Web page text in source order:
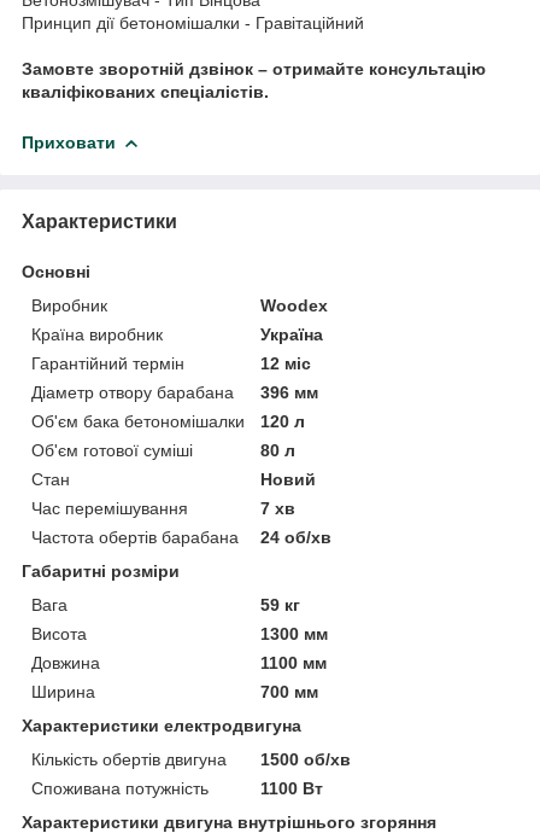
Принцип дії бетономішалки - Гравітаційний
Замовте зворотній дзвінок – отримайте консультацію
кваліфікованих спеціалістів.
Приховати
Характеристики
Основні
Виробник
Woodex
Країна виробник
Україна
Гарантійний термін
12 міс
Діаметр отвору барабана
396 мм
Об'єм бака бетономішалки
120 л
Об'єм готової суміші
80 л
Стан
Новий
Час перемішування
7 хв
Частота обертів барабана
24 об/хв
Габаритні розміри
Вага
59 кг
Висота
1300 мм
Довжина
1100 мм
Ширина
700 мм
Характеристики електродвигуна
Кількість обертів двигуна
1500 об/хв
Споживана потужність
1100 Вт
Характеристики двигуна внутрішнього згоряння